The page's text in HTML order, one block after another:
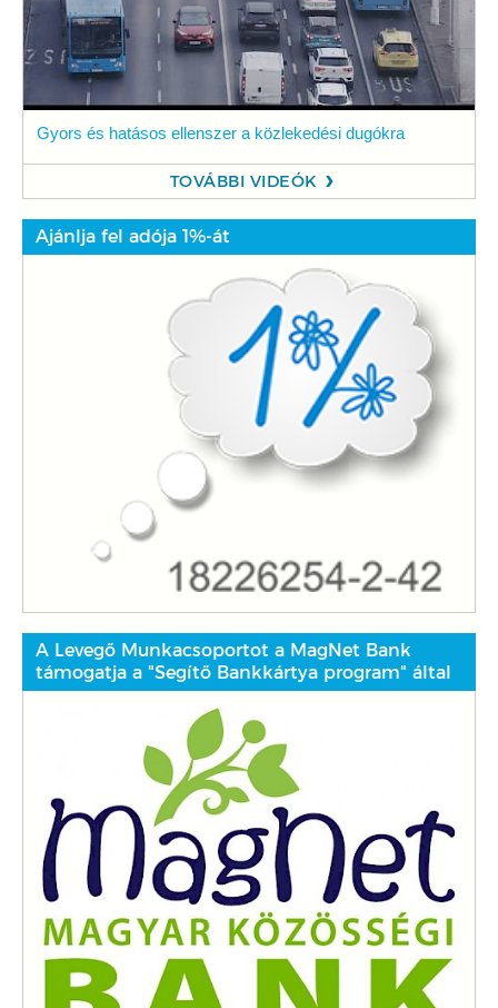
Gyors és hatásos ellenszer a közlekedési dugókra
TOVÁBBI VIDEÓK
Ajánlja fel adója 1%-át
A Levegő Munkacsoportot a MagNet Bank
támogatja a "Segítő Bankkártya program" által